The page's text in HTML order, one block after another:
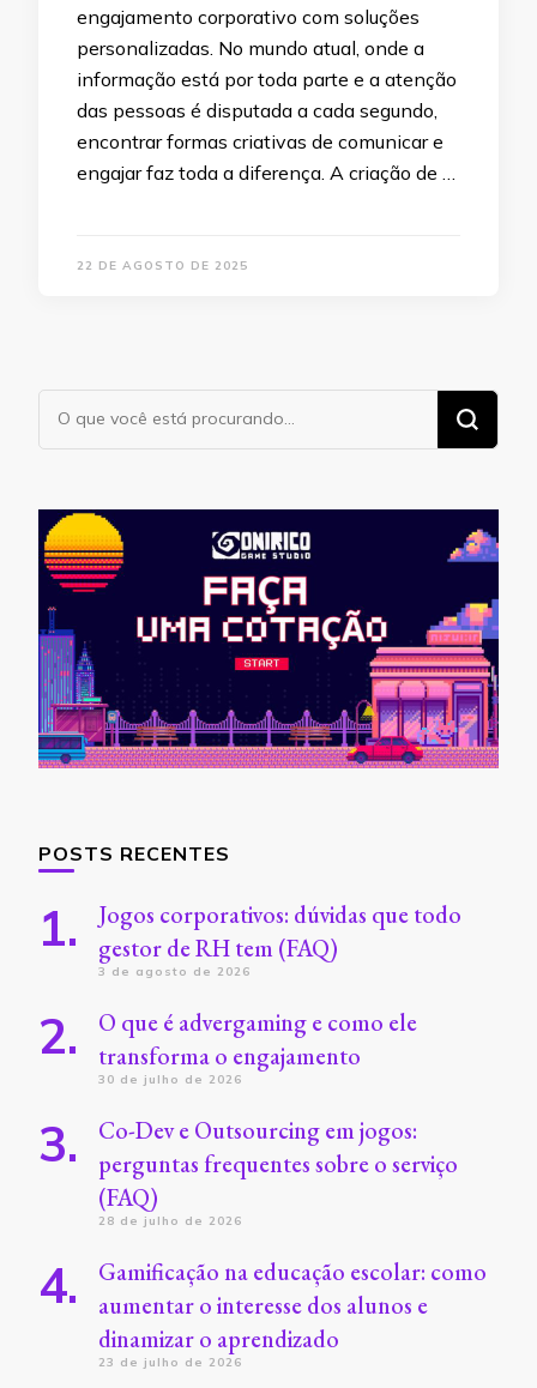
engajamento corporativo com soluções
personalizadas. No mundo atual, onde a
informação está por toda parte e a atenção
das pessoas é disputada a cada segundo,
encontrar formas criativas de comunicar e
engajar faz toda a diferença. A criação de …
22 DE AGOSTO DE 2025
Procurando
algo?
POSTS RECENTES
Jogos corporativos: dúvidas que todo
gestor de RH tem (FAQ)
3 de agosto de 2026
O que é advergaming e como ele
transforma o engajamento
30 de julho de 2026
Co-Dev e Outsourcing em jogos:
perguntas frequentes sobre o serviço
(FAQ)
28 de julho de 2026
Gamificação na educação escolar: como
aumentar o interesse dos alunos e
dinamizar o aprendizado
23 de julho de 2026